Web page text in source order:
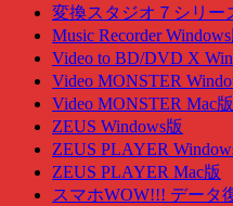
変換スタジオ７シリー
Music Recorder
Video to BD/DVD X
Video MONSTER
Video MONSTER Mac版
ZEUS Windows版
ZEUS PLAYER
ZEUS PLAYER Mac版
スマホWOW!!! データ